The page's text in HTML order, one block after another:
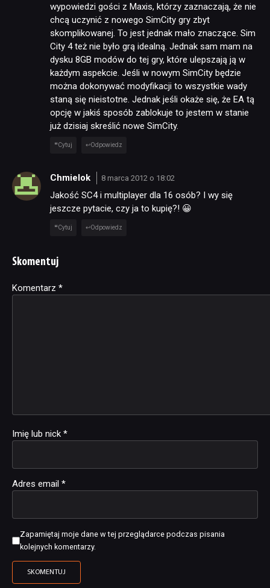
wypowiedzi gości z Maxis, którzy zaznaczają, że nie
chcą uczynić z nowego SimCity gry zbyt
skomplikowanej. To jest jednak mało znaczące. Sim
City 4 też nie było grą idealną. Jednak sam mam na
dysku 8GB modów do tej gry, które ulepszają ją w
każdym aspekcie. Jeśli w nowym SimCity będzie
można dokonywać modyfikacji to wszystkie wady
staną się nieistotne. Jednak jeśli okaże się, że EA tą
opcję w jakiś sposób zablokuje to jestem w stanie
już dzisiaj skreślić nowe SimCity.
Cytuj Odpowiedz
Chmielok 8 marca 2012 o 18:02
Jakość SC4 i multiplayer dla 16 osób? I wy się
jeszcze pytacie, czy ja to kupię?! 😀
Cytuj Odpowiedz
Skomentuj
Komentarz *
Imię lub nick *
Adres email *
Zapamiętaj moje dane w tej przeglądarce podczas pisania
kolejnych komentarzy.
Alternative: